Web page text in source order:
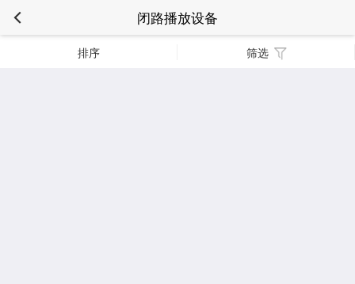
闭路播放设备
排序 筛选